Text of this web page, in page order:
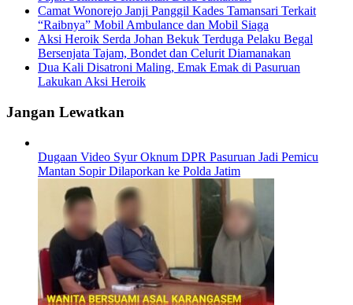
Camat Wonorejo Janji Panggil Kades Tamansari Terkait
“Raibnya” Mobil Ambulance dan Mobil Siaga
Aksi Heroik Serda Johan Bekuk Terduga Pelaku Begal
Bersenjata Tajam, Bondet dan Celurit Diamanakan
Dua Kali Disatroni Maling, Emak Emak di Pasuruan
Lakukan Aksi Heroik
Jangan Lewatkan
Dugaan Video Syur Oknum DPR Pasuruan Jadi Pemicu
Mantan Sopir Dilaporkan ke Polda Jatim